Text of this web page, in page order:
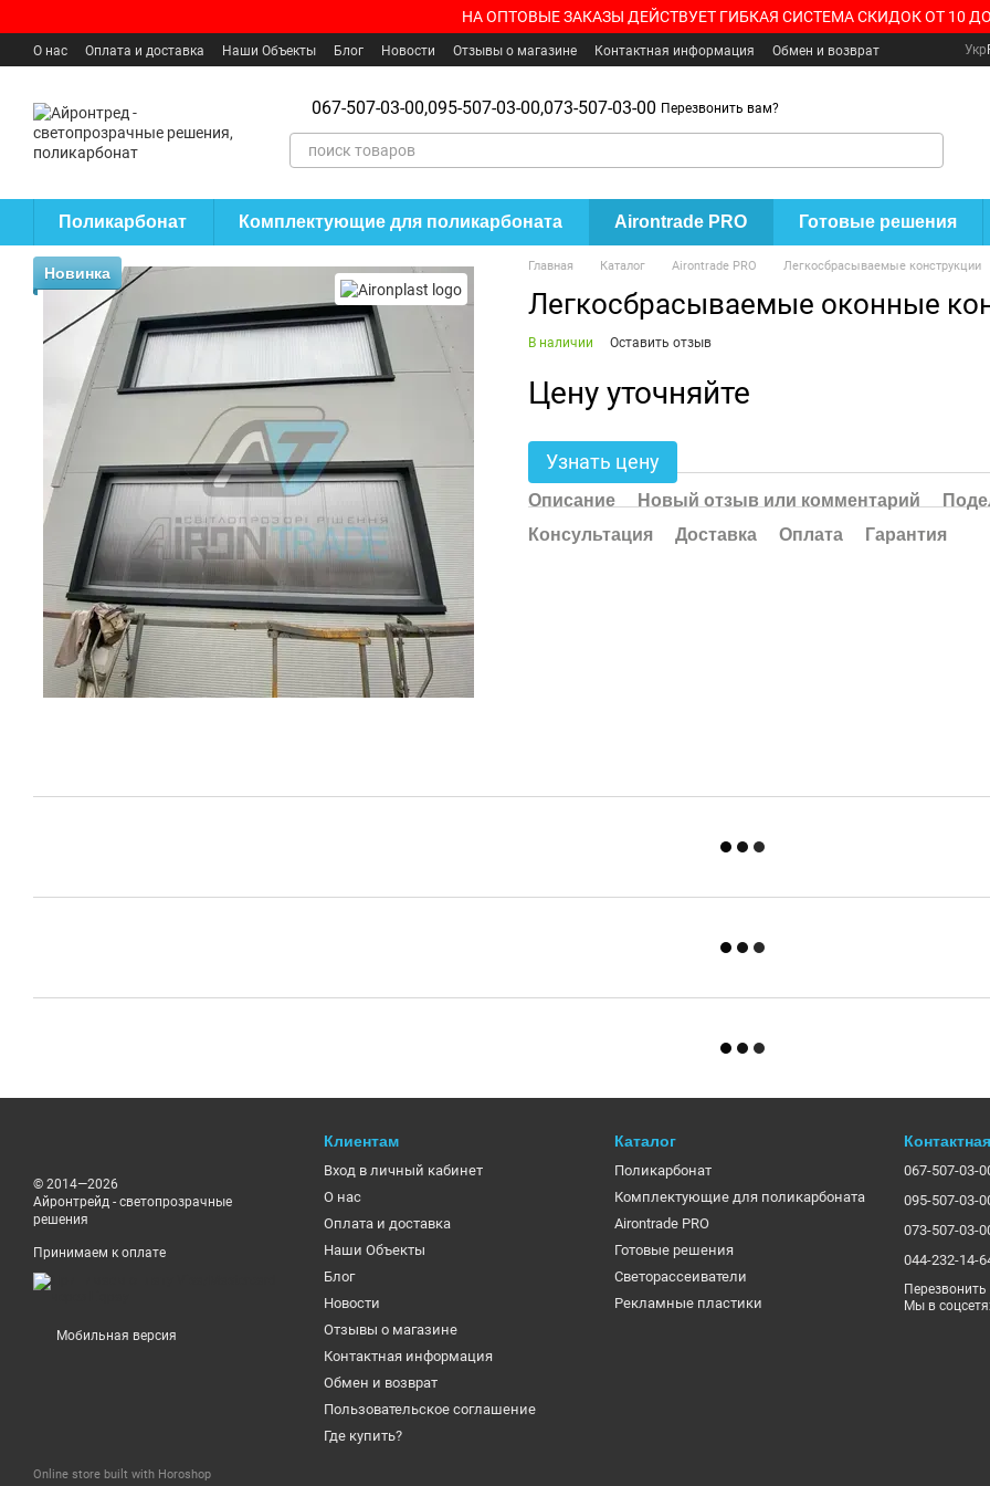
НА ОПТОВЫЕ ЗАКАЗЫ ДЕЙСТВУЕТ ГИБКАЯ СИСТЕМА СКИДОК ОТ 10 ДО
О нас Оплата и доставка Наши Объекты Блог Новости Отзывы о магазине Контактная информация
Обмен и возврат
Укр
067-507-03-00,095-507-03-00,073-507-03-00 Перезвонить вам?
Поликарбонат Комплектующие для поликарбоната Airontrade PRO Готовые решения
Новинка Главная Каталог Airontrade PRO Легкосбрасываемые конструкции
Легкосбрасываемые оконные
В наличии Оставить отзыв
Цену уточняйте
Узнать цену
Описание Новый отзыв или комментарий
Консультация
Доставка Оплата Гарантия
© 2014—2026
Айронтрейд - светопрозрачные
решения
Принимаем к оплате
Мобильная версия
Online store built with Horoshop
Клиентам
Вход в личный кабинет
О нас
Оплата и доставка
Наши Объекты
Блог
Новости
Отзывы о магазине
Контактная информация
Обмен и возврат
Пользовательское соглашение
Где купить?
Каталог
Поликарбонат
Комплектующие для поликарбоната
Airontrade PRO
Готовые решения
Светорассеиватели
Рекламные пластики
067-507-03-
095-507-03-
073-507-03-
044-232-14-
Мы в